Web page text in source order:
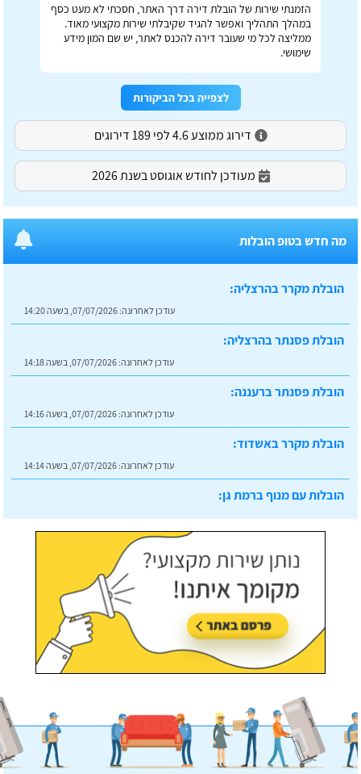
הזמנתי שירות של הובלת דירה דרך האתר, חסכתי לא מעט כסף
במהלך התהליך ואפשר להגיד שקיבלתי שירות מקצועי מאוד.
ממליצה לכל מי שעובר דירה להכנס לאתר, יש שם המון מידע
שימושי.
לצפייה בכל הביקורות
דירוג ממוצע 4.6 לפי 189 דירוגים
מעודכן לחודש אוגוסט בשנת 2026
מה חדש בטופ הובלות
הובלת מקרר בהרצליה:
עודכן לאחרונה: 07/07/2026, בשעה 14:20
הובלת פסנתר בהרצליה:
עודכן לאחרונה: 07/07/2026, בשעה 14:18
הובלת פסנתר ברעננה:
עודכן לאחרונה: 07/07/2026, בשעה 14:16
הובלת מקרר באשדוד:
עודכן לאחרונה: 07/07/2026, בשעה 14:14
הובלות עם מנוף ברמת גן:
עודכן לאחרונה:07/07/2026, בשעה 14:23